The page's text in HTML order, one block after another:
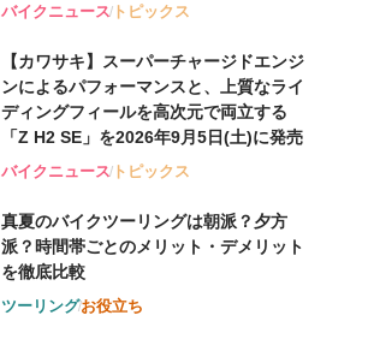
バイクニューストピックス
【カワサキ】スーパーチャージドエンジ
ンによるパフォーマンスと、上質なライ
ディングフィールを高次元で両立する
「Z H2 SE」を2026年9月5日(土)に発売
バイクニューストピックス
真夏のバイクツーリングは朝派？夕方
派？時間帯ごとのメリット・デメリット
を徹底比較
ツーリングお役立ち